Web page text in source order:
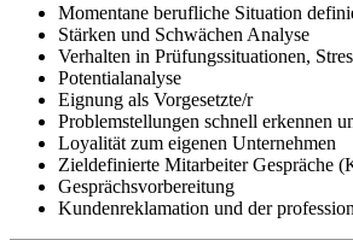
Momentane berufliche Situation
Stärken und Schwächen Analyse
Verhalten in Prüfungssituationen,
Potentialanalyse
Eignung als Vorgesetzte/r
Problemstellungen schnell erkennen
Loyalität zum eigenen Unternehmen
Zieldefinierte Mitarbeiter Gespräche
Gesprächsvorbereitung
Kundenreklamation und der